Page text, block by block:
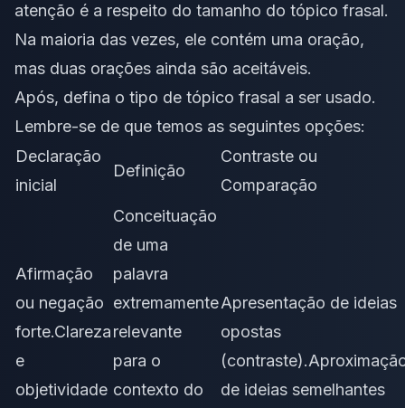
atenção é a respeito do tamanho do tópico frasal.
Na maioria das vezes, ele contém uma oração,
mas duas orações ainda são aceitáveis.
Após, defina o tipo de tópico frasal a ser usado.
Lembre-se de que temos as seguintes opções:
Declaração
inicial
Definição
Contraste ou
Comparação
Afirmação
ou negação
forte.Clareza
e
objetividade
Conceituação
de uma
palavra
extremamente
relevante
para o
contexto do
Apresentação de ideias
opostas
de ideias semelhantes